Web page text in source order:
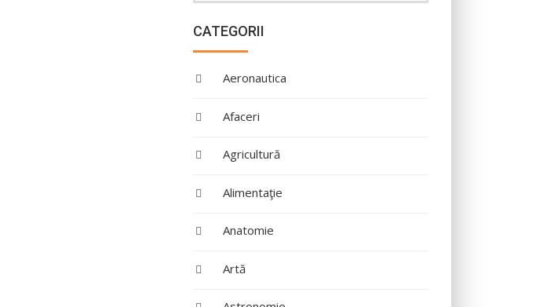
CATEGORII
Aeronautica
Afaceri
Agricultură
Alimentaţie
Anatomie
Artă